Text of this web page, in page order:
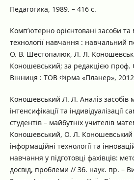
Педагогика, 1989. – 416 с.
Комп’ютерно орієнтовані засоби та
технології навчання : навчальний
О. В. Шестопалюк, Л. Л.
Коношевський; за редакцією
Вінниця : ТОВ Фірма «Планер»,
Коношевський Л. Л. Аналіз засобів
інтенсифікації та індивідуалізації
студентів – майбутніх учителів
Коношевський, О. Л. Коношевський
інформаційні технології та
навчання у підготовці фахівців:
досвід, проблеми // Зб. наук. пр. –